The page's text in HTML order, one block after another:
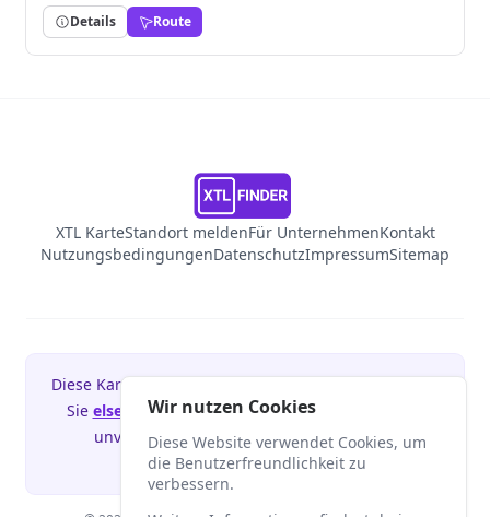
Details Route
XTL KarteStandort meldenFür UnternehmenKontakt
NutzungsbedingungenDatenschutzImpressumSitemap
Diese Kartenanwendung könnte Ihre sein! Besuchen
Sie elsenmedia.comund melden Sie sich für ein
unverbindliches Erstgespräch in unserer
Webagentur an.
Wir nutzen Cookies
Diese Website verwendet Cookies, um
die Benutzerfreundlichkeit zu
verbessern.